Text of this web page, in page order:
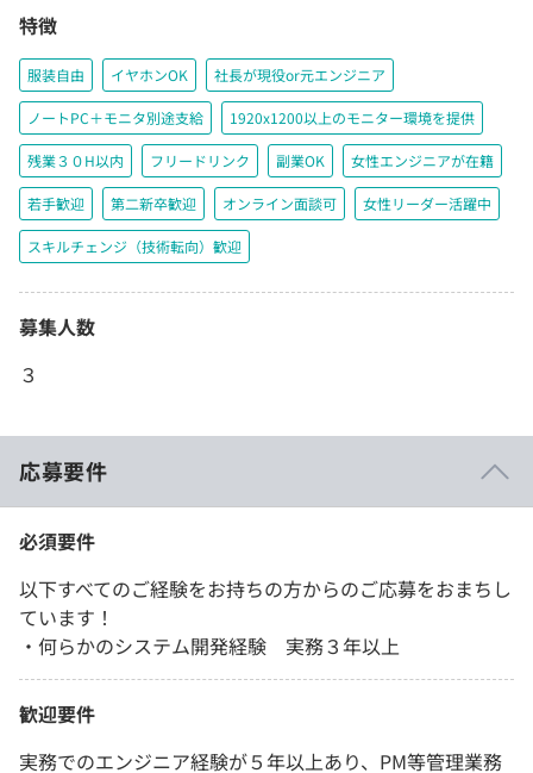
特徴
服装自由 イヤホンOK 社長が現役or元エンジニア
ノートPC＋モニタ別途支給 1920x1200以上のモニター環境を提供
残業３０H以内 フリードリンク 副業OK 女性エンジニアが在籍
若手歓迎 第二新卒歓迎 オンライン面談可 女性リーダー活躍中
スキルチェンジ（技術転向）歓迎
募集人数
３
応募要件
必須要件
以下すべてのご経験をお持ちの方からのご応募をおまちし
ています！
・何らかのシステム開発経験 実務３年以上
歓迎要件
実務でのエンジニア経験が５年以上あり、PM等管理業務